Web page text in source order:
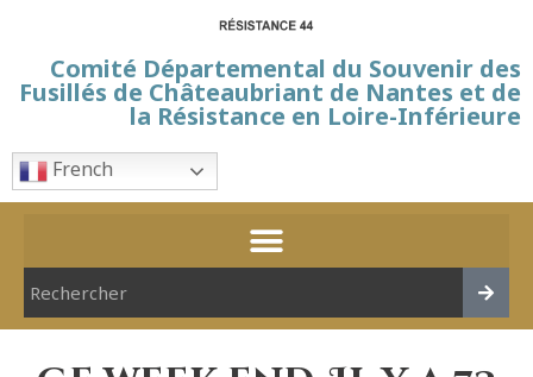
Comité Départemental du Souvenir des
Fusillés de Châteaubriant de Nantes et de
la Résistance en Loire-Inférieure
French